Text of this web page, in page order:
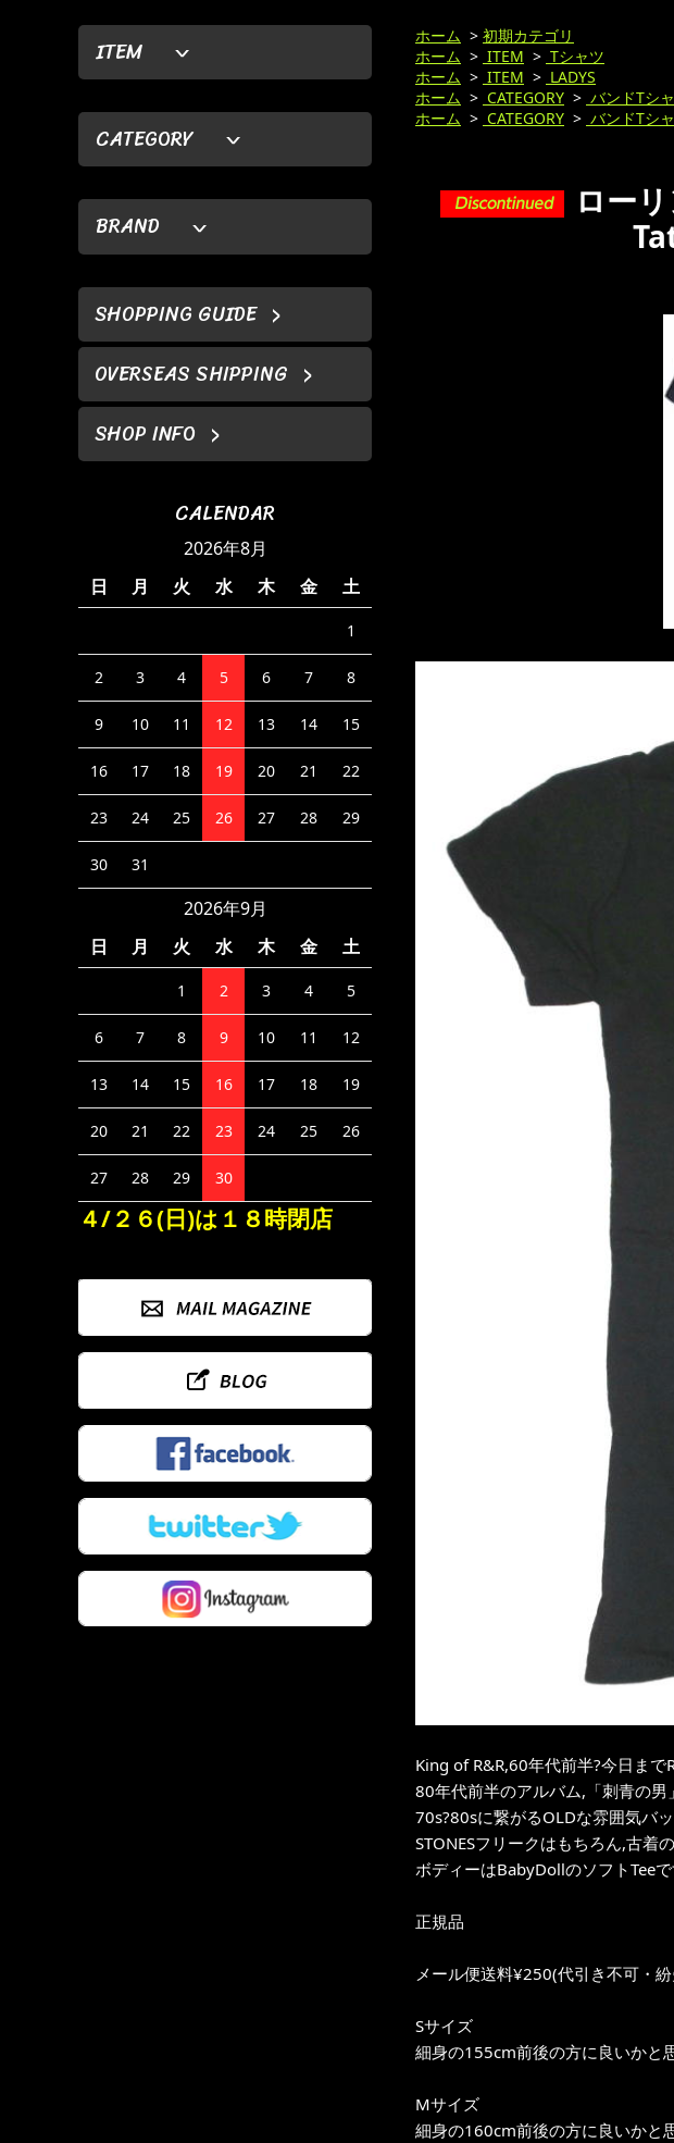
ITEM
CATEGORY
BRAND
SHOPPING GUIDE
OVERSEAS SHIPPING
SHOP INFO
CALENDAR
2026年8月
日
月 火 水 木 金 土
1
2 3 4 5 6 7 8
9 10 11 12 13 14 15
16 17 18 19 20 21 22
23 24 25 26 27 28 29
30 31
2026年9月
日
月 火 水 木 金 土
1 2 3 4 5
6 7 8 9 10 11 12
13 14 15 16 17 18 19
20 21 22 23 24 25 26
27 28 29 30
４/２６(日)は１８時閉店
ホーム > 初期カテゴリ
ホーム > ITEM > Tシャツ
ホーム > ITEM > LADYS
ホーム > CATEGORY > バンドTシ
ホーム > CATEGORY > バンドTシ
ロー
King of R&R,60年代前半?今日まで
80年代前半のアルバム,「刺青の
70s?80sに繋がるOLDな雰囲気バッ
STONESフリークはもちろん,古着
ボディーはBabyDollのソフトTeeで
正規品
メール便送料¥250(代引き不可・
Sサイズ
細身の155cm前後の方に良いかと
Mサイズ
細身の160cm前後の方に良いかと